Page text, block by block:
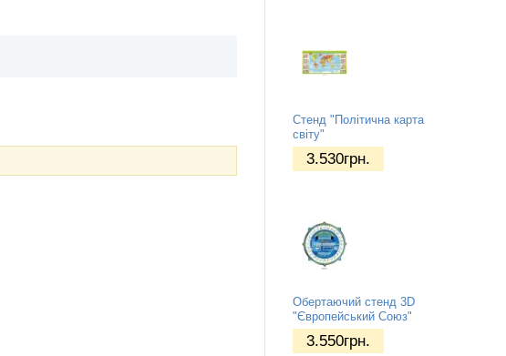
Стенд "Політична карта
світу"
3.530грн.
Обертаючий стенд 3D
"Європейський Союз"
3.550грн.